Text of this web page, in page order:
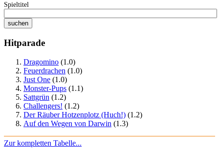
Spieltitel
Hitparade
Dragomino (1.0)
Feuerdrachen (1.0)
Just One (1.0)
Monster-Pups (1.1)
Sattgrün (1.2)
Challengers! (1.2)
Der Räuber Hotzenplotz (Huch!) (1.2)
Auf den Wegen von Darwin (1.3)
Zur kompletten Tabelle...